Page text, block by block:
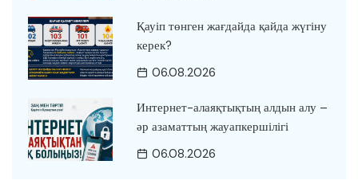
Қауіп төнген жағдайда қайда жүгіну
керек?
06.08.2026
Интернет-алаяқтықтың алдын алу –
әр азаматтың жауапкершілігі
06.08.2026